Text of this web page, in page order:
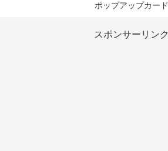
ポップアップカード
スポンサーリンク